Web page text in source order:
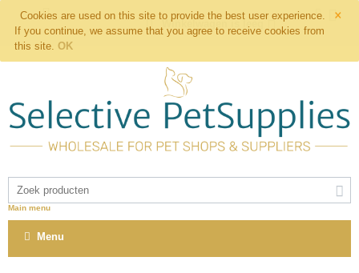
×
Cookies are used on this site to provide the best user experience.
If you continue, we assume that you agree to receive cookies from
this site. OK
Winkelwagen is leeg
Main menu
Menu